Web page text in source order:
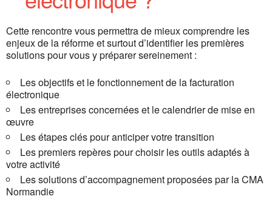
Cette rencontre vous permettra de mieux comprendre les
enjeux de la réforme et surtout d’identifier les premières
solutions pour vous y préparer sereinement :
Les objectifs et le fonctionnement de la facturation
électronique
Les entreprises concernées et le calendrier de mise en
œuvre
Les étapes clés pour anticiper votre transition
Les premiers repères pour choisir les outils adaptés à
votre activité
Les solutions d’accompagnement proposées par la CMA
Normandie